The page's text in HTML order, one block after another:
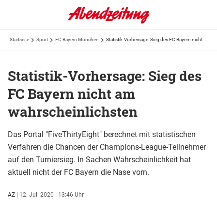
Startseite Sport FC Bayern München
Statistik-Vorhersage: Sieg des
FC Bayern nicht am
wahrscheinlichsten
Das Portal "FiveThirtyEight" berechnet mit statistischen
Verfahren die Chancen der Champions-League-Teilnehmer
auf den Turniersieg. In Sachen Wahrscheinlichkeit hat
aktuell nicht der FC Bayern die Nase vorn.
AZ | 12. Juli 2020 - 13:46 Uhr